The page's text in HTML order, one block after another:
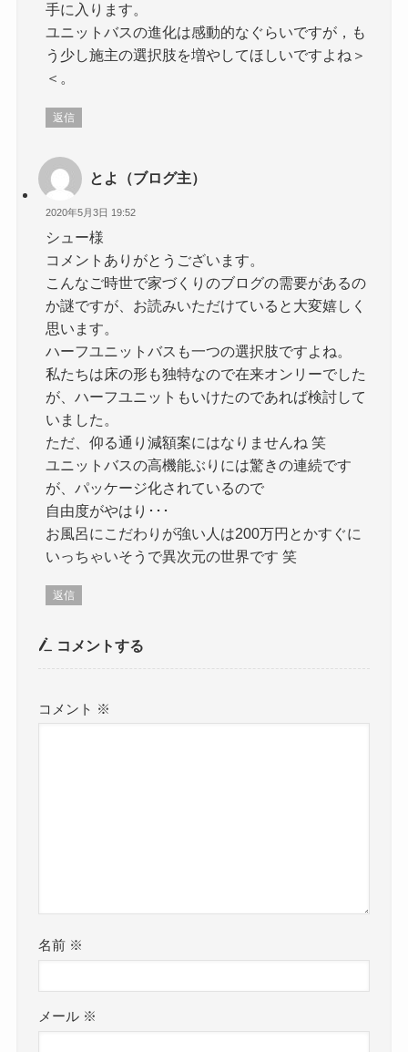
手に入ります。
ユニットバスの進化は感動的なぐらいですが，も
う少し施主の選択肢を増やしてほしいですよね＞
＜。
返信
とよ（ブログ主）
2020年5月3日 19:52
シュー様
コメントありがとうございます。
こんなご時世で家づくりのブログの需要があるの
か謎ですが、お読みいただけていると大変嬉しく
思います。
ハーフユニットバスも一つの選択肢ですよね。
私たちは床の形も独特なので在来オンリーでした
が、ハーフユニットもいけたのであれば検討して
いました。
ただ、仰る通り減額案にはなりませんね 笑
ユニットバスの高機能ぶりには驚きの連続です
が、パッケージ化されているので
自由度がやはり･･･
お風呂にこだわりが強い人は200万円とかすぐに
いっちゃいそうで異次元の世界です 笑
返信
コメントする
コメント ※
名前 ※
メール ※